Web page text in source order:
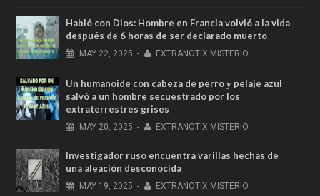
Habló con Dios: Hombre en Francia volvió a la vida
después de 6 horas de ser declarado muerto
MAY 22, 2025 - EXTRANOTIX MISTERIO
Un humanoide con cabeza de perro у pelaje azul
salvó a un hombre secuestrado por los
extraterrestres grises
MAY 20, 2025 - EXTRANOTIX MISTERIO
Investigador ruso encuentra varillas hechas de
una aleación desconocida
MAY 19, 2025 - EXTRANOTIX MISTERIO